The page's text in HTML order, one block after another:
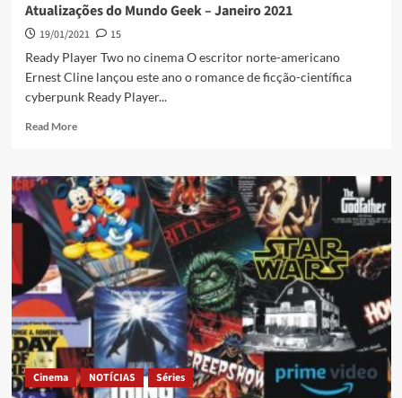
Atualizações do Mundo Geek – Janeiro 2021
19/01/2021
15
Ready Player Two no cinema O escritor norte-americano
Ernest Cline lançou este ano o romance de ficção-científica
cyberpunk Ready Player...
Read More
Cinema NOTÍCIAS Séries